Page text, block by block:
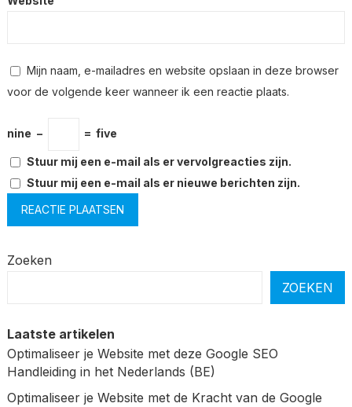
Mijn naam, e-mailadres en website opslaan in deze browser
voor de volgende keer wanneer ik een reactie plaats.
nine − = five
Stuur mij een e-mail als er vervolgreacties zijn.
Stuur mij een e-mail als er nieuwe berichten zijn.
Zoeken
ZOEKEN
Laatste artikelen
Optimaliseer je Website met deze Google SEO
Handleiding in het Nederlands (BE)
Optimaliseer je Website met de Kracht van de Google